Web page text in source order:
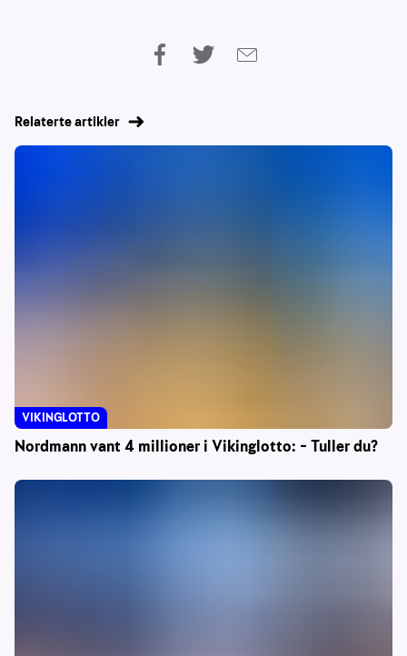
Relaterte artikler
Nordmann vant 4 millioner i Vikinglotto: – Tuller du?
VIKINGLOTTO